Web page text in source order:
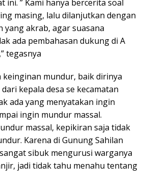
ini. ” Kami hanya bercerita soal
masing, lalu dilanjutkan dengan
yang akrab, agar suasana
ada pembahasan dukung di A
tegasnya
mundur, baik dirinya
kepala desa se kecamatan
ada yang menyatakan ingin
ingin mundur massal.
massal, kepikiran saja tidak
Karena di Gunung Sahilan
sibuk mengurusi warganya
jadi tidak tahu menahu tentang